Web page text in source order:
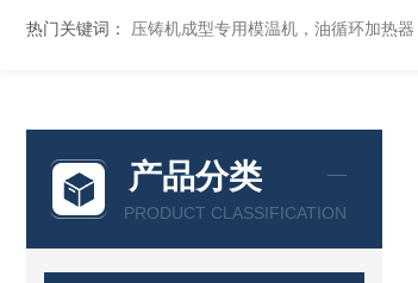
热门关键词： 压铸机成型专用模温机，油循环加热器
产品分类
PRODUCT CLASSIFICATION